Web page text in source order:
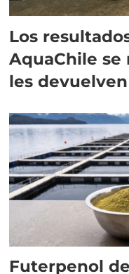
Los
AquaChile
les
Futerpenol